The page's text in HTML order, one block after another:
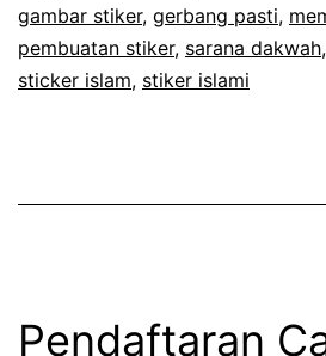
gambar stiker, gerbang pasti,
pembuatan stiker, sarana dakwah,
sticker islam, stiker islami
Pendaftaran